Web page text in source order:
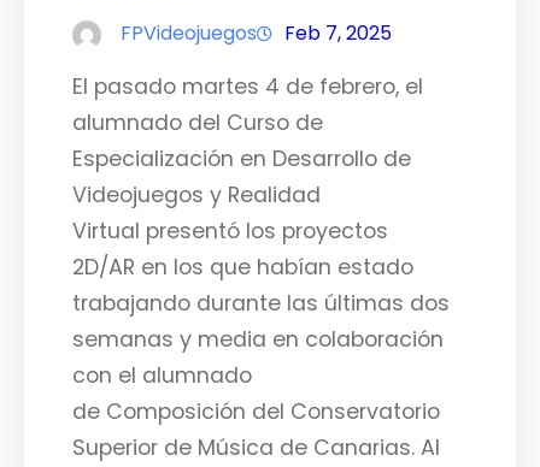
FPVideojuegos Feb 7, 2025
El pasado martes 4 de febrero, el
alumnado del Curso de
Especialización en Desarrollo de
Videojuegos y Realidad
Virtual presentó los proyectos
2D/AR en los que habían estado
trabajando durante las últimas dos
semanas y media en colaboración
con el alumnado
de Composición del Conservatorio
Superior de Música de Canarias. Al